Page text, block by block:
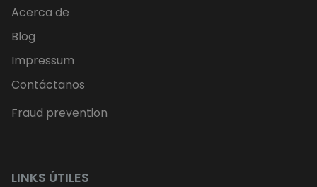
Acerca de
Blog
Impressum
Contáctanos
Fraud prevention
LINKS ÚTILES